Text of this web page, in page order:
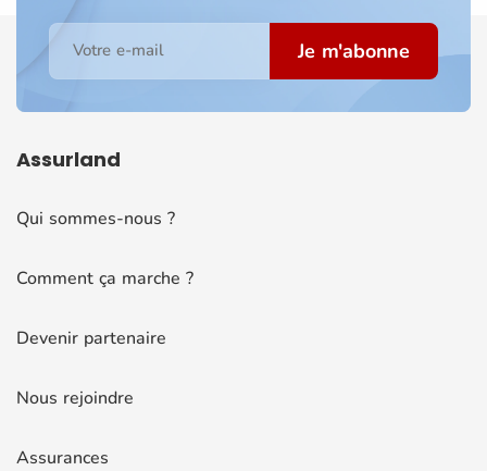
Votre e-mail Je m'abonne
Assurland
Qui sommes-nous ?
Comment ça marche ?
Devenir partenaire
Nous rejoindre
Assurances